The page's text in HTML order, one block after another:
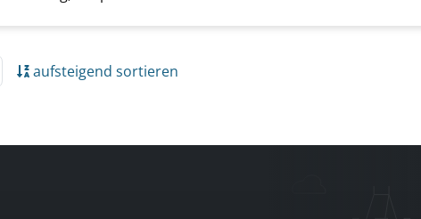
aufsteigend sortieren